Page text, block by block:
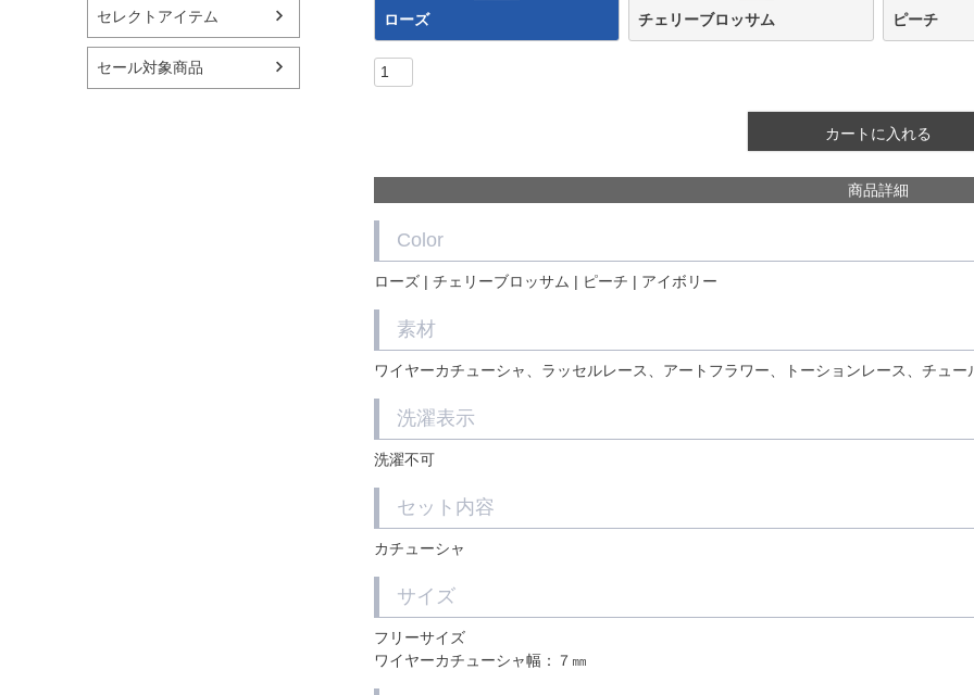
セレクトアイテム
セール対象商品
ローズ チェリーブロッサム ピーチ
カートに入れる
商品詳細
Color
ローズ | チェリーブロッサム | ピーチ | アイボリー
素材
ワイヤーカチューシャ、ラッセルレース、アートフラワー、トーションレース、チュー
洗濯表示
洗濯不可
セット内容
カチューシャ
サイズ
フリーサイズ
ワイヤーカチューシャ幅：７㎜